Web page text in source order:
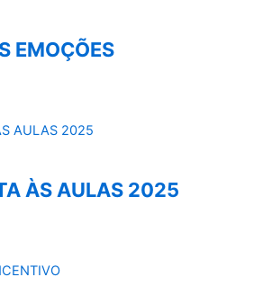
EMOÇÕES
ÀS AULAS 2025